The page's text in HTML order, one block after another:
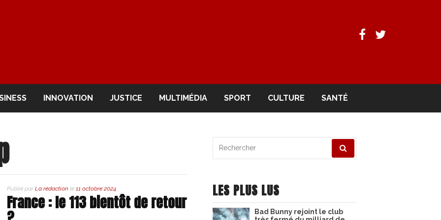
Facebook
Twitter
INNOVATION JUSTICE MULTIMÉDIA SPORT CULTURE SANTÉ
Publié par La rédaction le 11 octobre 2024
France : le 113 bientôt de retour
pour
LES PLUS LUS
Bad Bunny rejoint le club